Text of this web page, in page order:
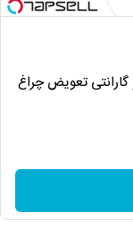
و گارانتی تعویض چراغ